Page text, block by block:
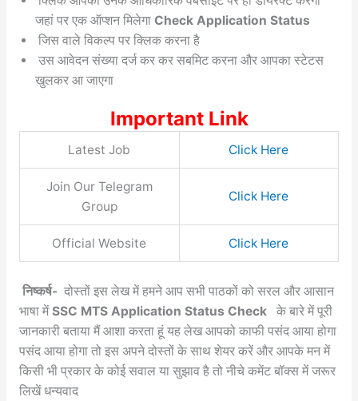
जहां पर एक ऑप्शन मिलेगा Check Application Status
जिस वाले विकल्प पर क्लिक करना है
उस आवेदन संख्या दर्ज कर कर सबमिट करना और आपका स्टेटस
खुलकर आ जाएगा
Important Link
Latest Job Click Here
Join Our Telegram
Group
Click Here
Official Website Click Here
निष्कर्ष- दोस्तों इस लेख में हमने आप सभी पाठकों को सरल और आसान
भाषा में SSC MTS Application Status Check
के बारे में पूरी
जानकारी बताया मैं आशा करता हूं यह लेख आपको काफी पसंद आया होगा
पसंद आया होगा तो इस अपने दोस्तों के साथ शेयर करें और आपके मन में
किसी भी प्रकार के कोई सवाल या सुझाव है तो नीचे कमेंट बॉक्स में जरूर
लिखें धन्यवाद